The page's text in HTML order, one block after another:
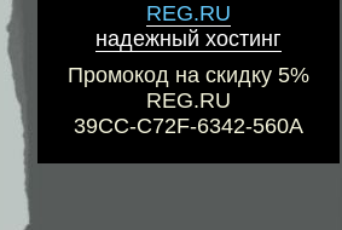
REG.RU
надежный хостинг
Промокод на скидку 5%
REG.RU
39CC-C72F-6342-560A